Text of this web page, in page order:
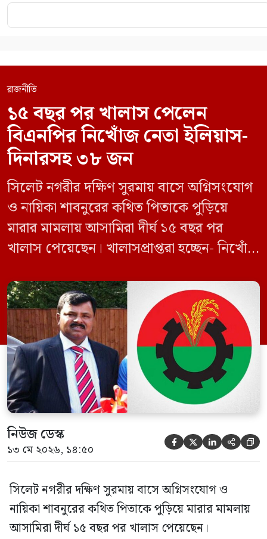
রাজনীতি
১৫ বছর পর খালাস পেলেন
বিএনপির নিখোঁজ নেতা ইলিয়াস-
দিনারসহ ৩৮ জন
সিলেট নগরীর দক্ষিণ সুরমায় বাসে অগ্নিসংযোগ
ও নায়িকা শাবনুরের কথিত পিতাকে পুড়িয়ে
মারার মামলায় আসামিরা দীর্ঘ ১৫ বছর পর
খালাস পেয়েছেন। খালাসপ্রাপ্তরা হচ্ছেন- নিখোঁজ
ইফতেখার আহমদ দিনারসহ ৩৮ জন নেতাকর্মী।
মঙ্গলবার দুপুরে মামলার দীর্ঘ শুনানি ও সাক্ষ্য-
প্রমাণ জেরা শেষে আসামিরা নির্দোষ প্রমাণিত
হওয়ায় খালাস দেন বিচারক। মানবপাচার […]
নিউজ ডেস্ক
১৩ মে ২০২৬, ১৪:৫০     
সিলেট নগরীর দক্ষিণ সুরমায় বাসে অগ্নিসংযোগ ও
নায়িকা শাবনুরের কথিত পিতাকে পুড়িয়ে মারার মামলায়
আসামিরা দীর্ঘ ১৫ বছর পর খালাস পেয়েছেন।